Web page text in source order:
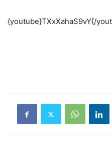
{youtube}TXxXahaS9vY{/